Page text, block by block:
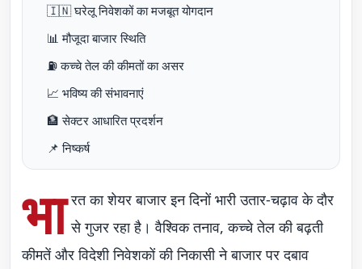
🇮🇳 घरेलू निवेशकों का मजबूत योगदान
📊 मौजूदा बाजार स्थिति
⛽ कच्चे तेल की कीमतों का असर
📈 भविष्य की संभावनाएं
🏦 सेक्टर आधारित प्रदर्शन
📌 निष्कर्ष
भा रत का शेयर बाजार इन दिनों भारी उतार-चढ़ाव के दौर
से गुजर रहा है। वैश्विक तनाव, कच्चे तेल की बढ़ती
कीमतें और विदेशी निवेशकों की निकासी ने बाजार पर दबाव